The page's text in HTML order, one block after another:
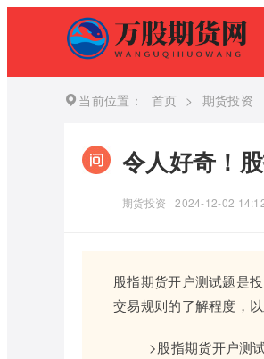
当前位置： 首页 > 期货投资
令人好奇！
期货投资 2024-12-02
股指期货开户测试题是
交易规则的了解程度，
>股指期货开户测